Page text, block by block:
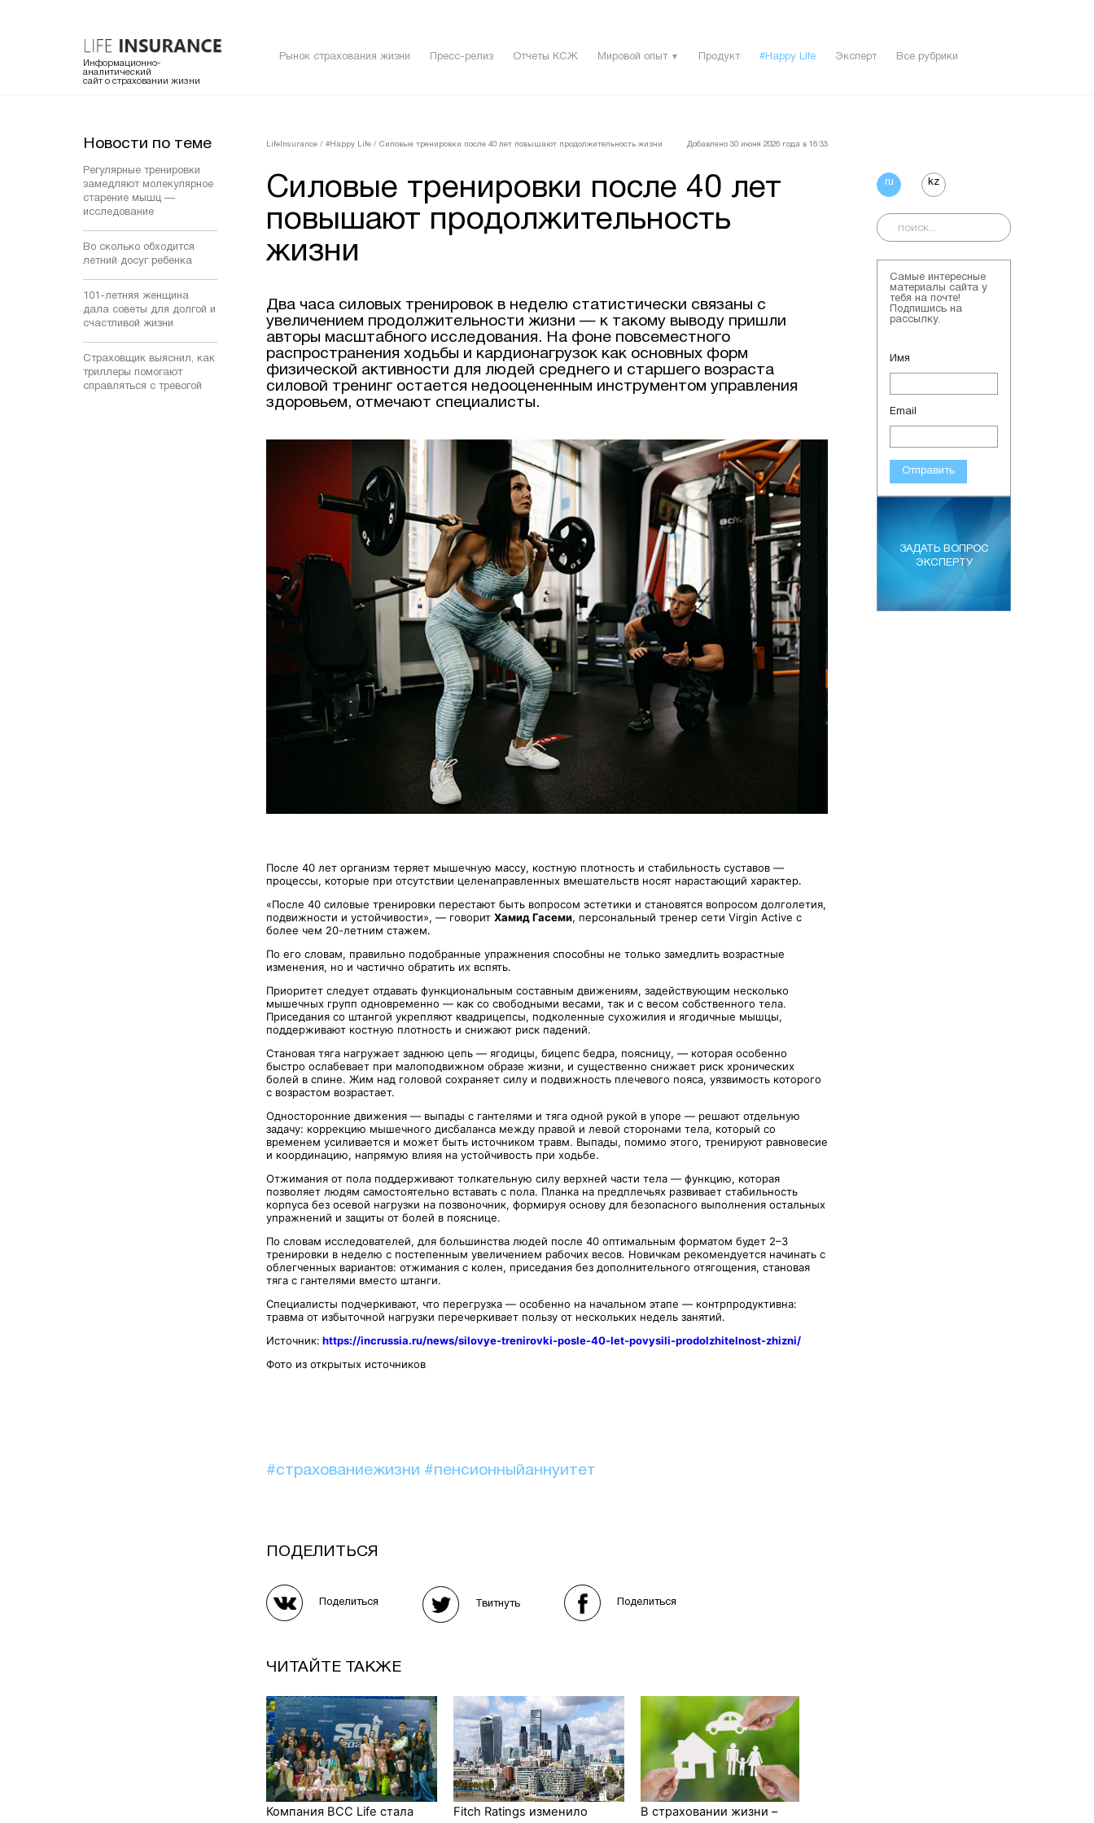
Информационно-
аналитический
сайт о страховании жизни
Рынок страхования жизни Пресс-релиз Отчеты КСЖ Мировой опыт ▼ Продукт #Happy Life Эксперт Все рубрики
Новости по теме
Регулярные тренировки
замедляют молекулярное
старение мышц —
исследование
Во сколько обходится
летний досуг ребенка
101-летняя женщина
дала советы для долгой и
счастливой жизни
Страховщик выяснил, как
триллеры помогают
справляться с тревогой
LifeInsurance / #Happy Life / Силовые тренировки после 40 лет повышают продолжительность жизни Добавлено 30 июня 2026 года в 16:33
Силовые тренировки после 40 лет
повышают продолжительность
жизни
Два часа силовых тренировок в неделю статистически связаны с
увеличением продолжительности жизни — к такому выводу пришли
авторы масштабного исследования. На фоне повсеместного
распространения ходьбы и кардионагрузок как основных форм
физической активности для людей среднего и старшего возраста
силовой тренинг остается недооцененным инструментом управления
здоровьем, отмечают специалисты.
После 40 лет организм теряет мышечную массу, костную плотность и стабильность суставов —
процессы, которые при отсутствии целенаправленных вмешательств носят нарастающий характер.
«После 40 силовые тренировки перестают быть вопросом эстетики и становятся вопросом долголетия,
подвижности и устойчивости», — говорит Хамид Гасеми, персональный тренер сети Virgin Active с
более чем 20-летним стажем.
По его словам, правильно подобранные упражнения способны не только замедлить возрастные
изменения, но и частично обратить их вспять.
Приоритет следует отдавать функциональным составным движениям, задействующим несколько
мышечных групп одновременно — как со свободными весами, так и с весом собственного тела.
Приседания со штангой укрепляют квадрицепсы, подколенные сухожилия и ягодичные мышцы,
поддерживают костную плотность и снижают риск падений.
Становая тяга нагружает заднюю цепь — ягодицы, бицепс бедра, поясницу, — которая особенно
быстро ослабевает при малоподвижном образе жизни, и существенно снижает риск хронических
болей в спине. Жим над головой сохраняет силу и подвижность плечевого пояса, уязвимость которого
с возрастом возрастает.
Односторонние движения — выпады с гантелями и тяга одной рукой в упоре — решают отдельную
задачу: коррекцию мышечного дисбаланса между правой и левой сторонами тела, который со
временем усиливается и может быть источником травм. Выпады, помимо этого, тренируют равновесие
и координацию, напрямую влияя на устойчивость при ходьбе.
Отжимания от пола поддерживают толкательную силу верхней части тела — функцию, которая
позволяет людям самостоятельно вставать с пола. Планка на предплечьях развивает стабильность
корпуса без осевой нагрузки на позвоночник, формируя основу для безопасного выполнения остальных
упражнений и защиты от болей в пояснице.
По словам исследователей, для большинства людей после 40 оптимальным форматом будет 2–3
тренировки в неделю с постепенным увеличением рабочих весов. Новичкам рекомендуется начинать с
облегченных вариантов: отжимания с колен, приседания без дополнительного отягощения, становая
тяга с гантелями вместо штанги.
Специалисты подчеркивают, что перегрузка — особенно на начальном этапе — контрпродуктивна:
травма от избыточной нагрузки перечеркивает пользу от нескольких недель занятий.
Источник: https://incrussia.ru/news/silovye-trenirovki-posle-40-let-povysili-prodolzhitelnost-zhizni/
Фото из открытых источников
#страхованиежизни #пенсионныйаннуитет
ПОДЕЛИТЬСЯ
Поделиться Твитнуть Поделиться
ЧИТАЙТЕ ТАКЖЕ
Компания BCC Life стала
Fitch Ratings изменило
В страховании жизни –
ru kz
Самые интересные
материалы сайта у
тебя на почте!
Подпишись на
рассылку.
Имя
Email
Отправить
ЗАДАТЬ ВОПРОС
ЭКСПЕРТУ